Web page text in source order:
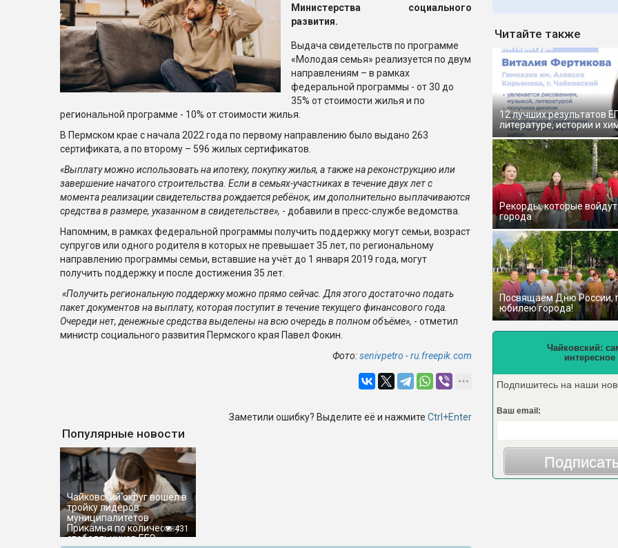
Министерства социального
развития.
Выдача свидетельств по программе
«Молодая семья» реализуется по двум
направлениям – в рамках
федеральной программы - от 30 до
35% от стоимости жилья и по
региональной программе - 10% от стоимости жилья.
В Пермском крае с начала 2022 года по первому направлению было выдано 263
сертификата, а по второму – 596 жилых сертификатов.
«Выплату можно использовать на ипотеку, покупку жилья, а также на реконструкцию или
завершение начатого строительства. Если в семьях-участниках в течение двух лет с
момента реализации свидетельства рождается ребёнок, им дополнительно выплачиваются
средства в размере, указанном в свидетельстве», - добавили в пресс-службе ведомства.
Напомним, в рамках федеральной программы получить поддержку могут семьи, возраст
супругов или одного родителя в которых не превышает 35 лет, по региональному
направлению программы семьи, вставшие на учёт до 1 января 2019 года, могут
получить поддержку и после достижения 35 лет.
«Получить региональную поддержку можно прямо сейчас. Для этого достаточно подать
пакет документов на выплату, которая поступит в течение текущего финансового года.
Очереди нет, денежные средства выделены на всю очередь в полном объёме», - отметил
министр социального развития Пермского края Павел Фокин.
Фото:senivpetro - ru.freepik.com
Заметили ошибку? Выделите её и нажмите Ctrl+Enter
Популярные новости
Чайковский округ вошёл в
тройку лидеров
муниципалитетов
Прикамья по количеству
стобалльников ЕГЭ
431
Читайте также
12 лучших результатов
литературе, истории и
Рекорды, которые
города
Посвящаем Дню России,
юбилею города!
Чайковский:
интересное
Подпишитесь на наши
Ваш email: